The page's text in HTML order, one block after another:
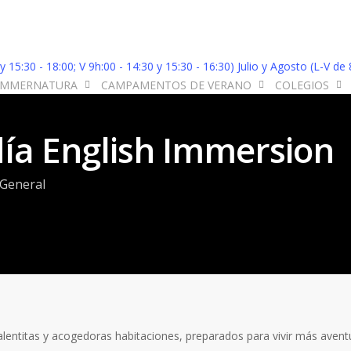
- 18:00; V 9h:00 - 14:30 y 15:30 - 16:30) Julio y Agosto (L-V de
CAMPAMENTOS DE VERANO COLEGIOS
English Immersion
General
y acogedoras habitaciones, preparados para vivir más